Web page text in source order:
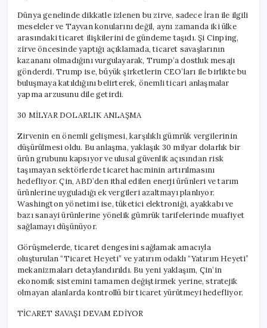
Zenginlerini
Sevindirdi
için
Dünya genelinde dikkatle izlenen bu zirve, sadece İran ile ilgili
meseleler ve Tayvan konularını değil, aynı zamanda iki ülke
arasındaki ticaret ilişkilerini de gündeme taşıdı. Şi Cinping,
zirve öncesinde yaptığı açıklamada, ticaret savaşlarının
kazananı olmadığını vurgulayarak, Trump’a dostluk mesajı
gönderdi. Trump ise, büyük şirketlerin CEO’ları ile birlikte bu
buluşmaya katıldığını belirterek, önemli ticari anlaşmalar
yapma arzusunu dile getirdi.
30 MİLYAR DOLARLIK ANLAŞMA
Zirvenin en önemli gelişmesi, karşılıklı gümrük vergilerinin
düşürülmesi oldu. Bu anlaşma, yaklaşık 30 milyar dolarlık bir
ürün grubunu kapsıyor ve ulusal güvenlik açısından risk
taşımayan sektörlerde ticaret hacminin artırılmasını
hedefliyor. Çin, ABD’den ithal edilen enerji ürünleri ve tarım
ürünlerine uyguladığı ek vergileri azaltmayı planlıyor.
Washington yönetimi ise, tüketici elektroniği, ayakkabı ve
bazı sanayi ürünlerine yönelik gümrük tarifelerinde muafiyet
sağlamayı düşünüyor.
Görüşmelerde, ticaret dengesini sağlamak amacıyla
oluşturulan “Ticaret Heyeti” ve yatırım odaklı “Yatırım Heyeti”
mekanizmaları detaylandırıldı. Bu yeni yaklaşım, Çin’in
ekonomik sistemini tamamen değiştirmek yerine, stratejik
olmayan alanlarda kontrollü bir ticaret yürütmeyi hedefliyor.
TİCARET SAVAŞI DEVAM EDİYOR